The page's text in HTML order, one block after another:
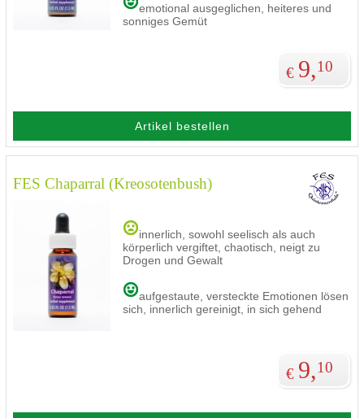
emotional ausgeglichen, heiteres und
sonniges Gemüt
€ 9,10
Artikel bestellen
FES Chaparral (Kreosotenbush)
innerlich, sowohl seelisch als auch
körperlich vergiftet, chaotisch, neigt zu
Drogen und Gewalt
aufgestaute, versteckte Emotionen lösen
sich, innerlich gereinigt, in sich gehend
€ 9,10